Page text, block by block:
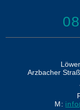
Arzbacher
M: